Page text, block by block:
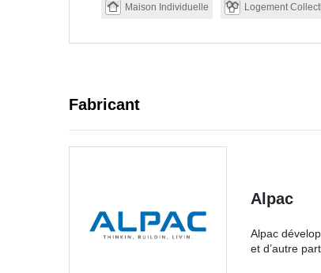
Maison Individuelle Logement
Fabricant
Alpac
Alpac
et d’autre